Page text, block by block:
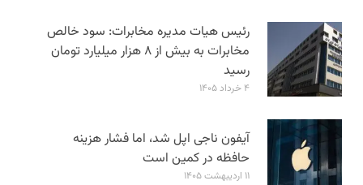
رئیس هیات مدیره مخابرات: سود خالص
مخابرات به بیش از ۸ هزار میلیارد تومان
رسید
۴ خرداد ۱۴۰۵
آیفون ناجی اپل شد، اما فشار هزینه
حافظه در کمین است
۱۱ اردیبهشت ۱۴۰۵